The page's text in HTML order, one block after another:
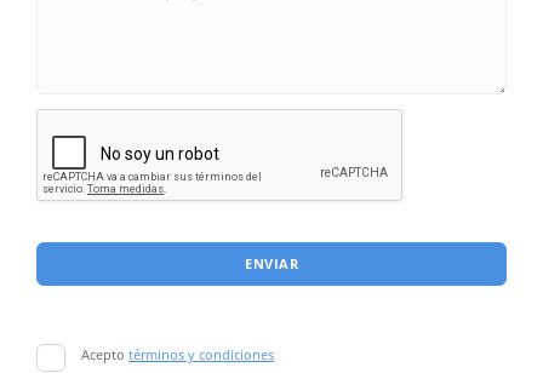
ENVIAR
Acepto términos y condiciones